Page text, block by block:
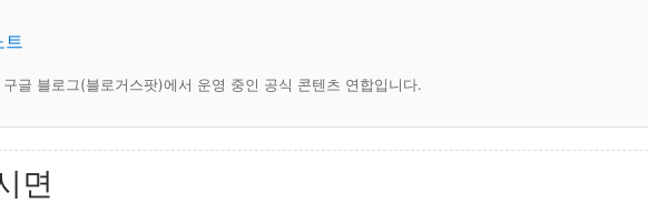
트
글 블로그(블로거스팟)에서 운영 중인 공식 콘텐츠 연합입니다.
면